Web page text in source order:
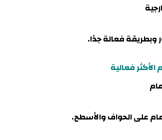
وبطريقة فعالة جدًا.
الأكثر فعالية
على الحواف والأسطح.